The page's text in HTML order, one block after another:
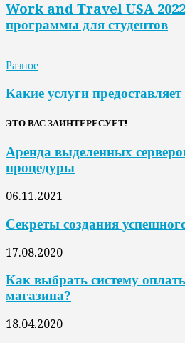
Work and Travel USA
программы для студентов
Разное
Какие услуги
ЭТО ВАС ЗАИНТЕРЕСУЕТ!
Аренда выделенных
процедуры
06.11.2021
Секреты создания
17.08.2020
Как выбрать систему
магазина?
18.04.2020